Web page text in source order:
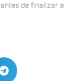
de finalizar a